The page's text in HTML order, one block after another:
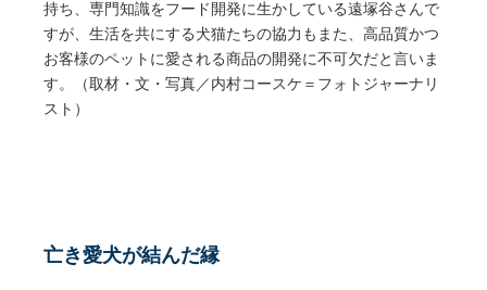
持ち、専門知識をフード開発に生かしている遠塚谷さんで
すが、生活を共にする犬猫たちの協力もまた、高品質かつ
お客様のペットに愛される商品の開発に不可欠だと言いま
す。（取材・文・写真／内村コースケ＝フォトジャーナリ
スト）
亡き愛犬が結んだ縁